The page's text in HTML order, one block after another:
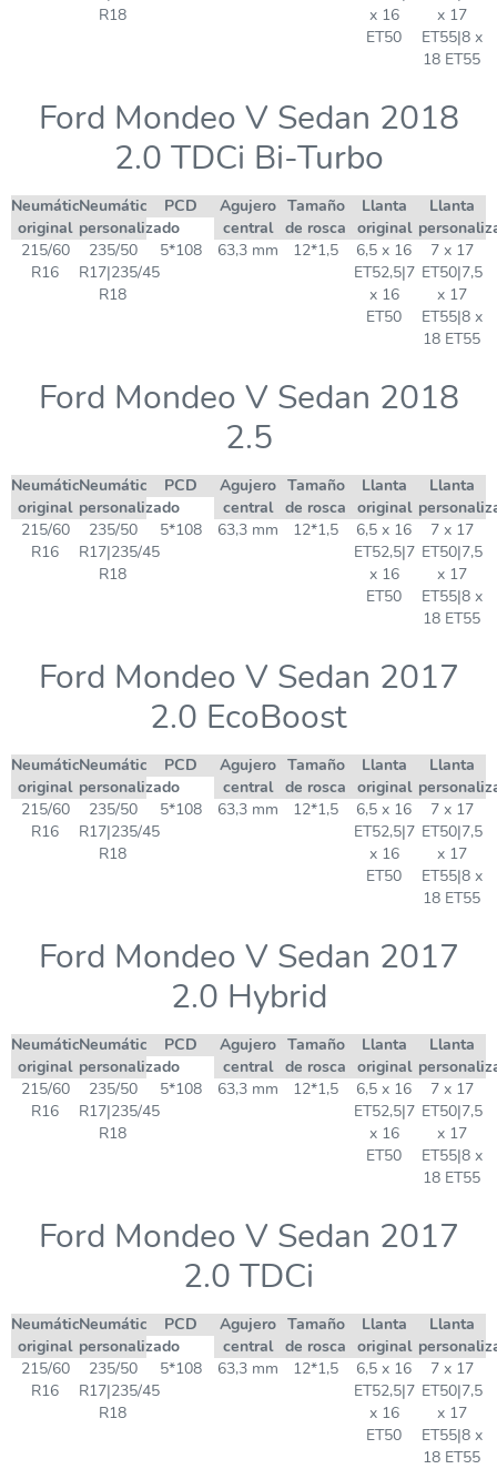
R18
x 16
ET50
x 17
ET55|8 x
18 ET55
Ford Mondeo V Sedan 2018
2.0 TDCi Bi-Turbo
Neumático
original
Neumático
personalizado
PCD
Agujero
central
Tamaño
de rosca
Llanta
original
Llanta
215/60
R16
235/50
R17|235/45
R18
5*108 63,3 mm 12*1,5
6,5 x 16
ET52,5|7
x 16
ET50
7 x 17
ET50|7,5
x 17
ET55|8 x
18 ET55
Ford Mondeo V Sedan 2018
2.5
Neumático
original
Neumático
personalizado
PCD
Agujero
central
Tamaño
de rosca
Llanta
original
Llanta
215/60
R16
235/50
R17|235/45
R18
5*108 63,3 mm 12*1,5
6,5 x 16
ET52,5|7
x 16
ET50
7 x 17
ET50|7,5
x 17
ET55|8 x
18 ET55
Ford Mondeo V Sedan 2017
2.0 EcoBoost
Neumático
original
Neumático
personalizado
PCD
Agujero
central
Tamaño
de rosca
Llanta
original
Llanta
215/60
R16
235/50
R17|235/45
R18
5*108 63,3 mm 12*1,5
6,5 x 16
ET52,5|7
x 16
ET50
7 x 17
ET50|7,5
x 17
ET55|8 x
18 ET55
Ford Mondeo V Sedan 2017
2.0 Hybrid
Neumático
original
Neumático
personalizado
PCD
Agujero
central
Tamaño
de rosca
Llanta
original
Llanta
215/60
R16
235/50
R17|235/45
R18
5*108 63,3 mm 12*1,5
6,5 x 16
ET52,5|7
x 16
ET50
7 x 17
ET50|7,5
x 17
ET55|8 x
18 ET55
Ford Mondeo V Sedan 2017
2.0 TDCi
Neumático
original
Neumático
personalizado
PCD
Agujero
central
Tamaño
de rosca
Llanta
original
Llanta
215/60
R16
235/50
R17|235/45
R18
5*108 63,3 mm 12*1,5
6,5 x 16
ET52,5|7
x 16
ET50
7 x 17
ET50|7,5
x 17
ET55|8 x
18 ET55